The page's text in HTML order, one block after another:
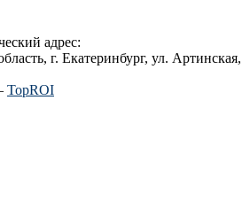
адрес:
г. Екатеринбург, ул. Артинская,
TopROI